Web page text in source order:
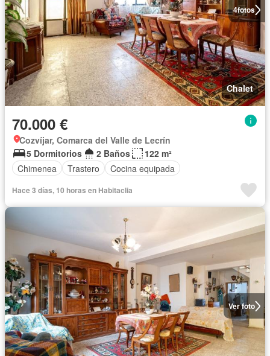
4fotos
Chalet
70.000 €
Cozvíjar, Comarca del Valle de Lecrín
5 Dormitorios
2 Baños
122 m²
Chimenea
Trastero Cocina equipada
Hace 3 días, 10 horas en Habitaclia
Ver foto